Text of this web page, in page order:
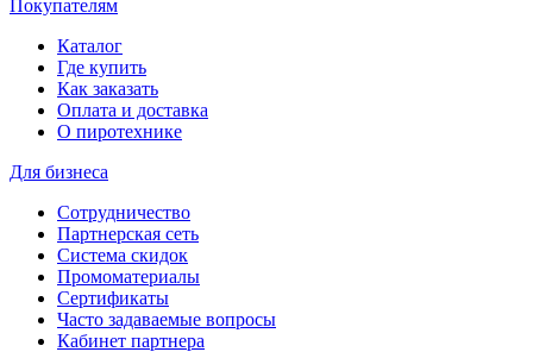
Покупателям
Каталог
Где купить
Как заказать
Оплата и доставка
О пиротехнике
Для бизнеса
Сотрудничество
Партнерская сеть
Система скидок
Промоматериалы
Сертификаты
Часто задаваемые вопросы
Кабинет партнера